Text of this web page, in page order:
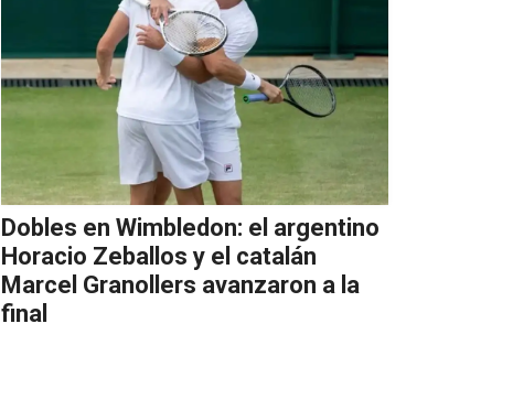
Dobles en Wimbledon: el argentino
Horacio Zeballos y el catalán
Marcel Granollers avanzaron a la
final